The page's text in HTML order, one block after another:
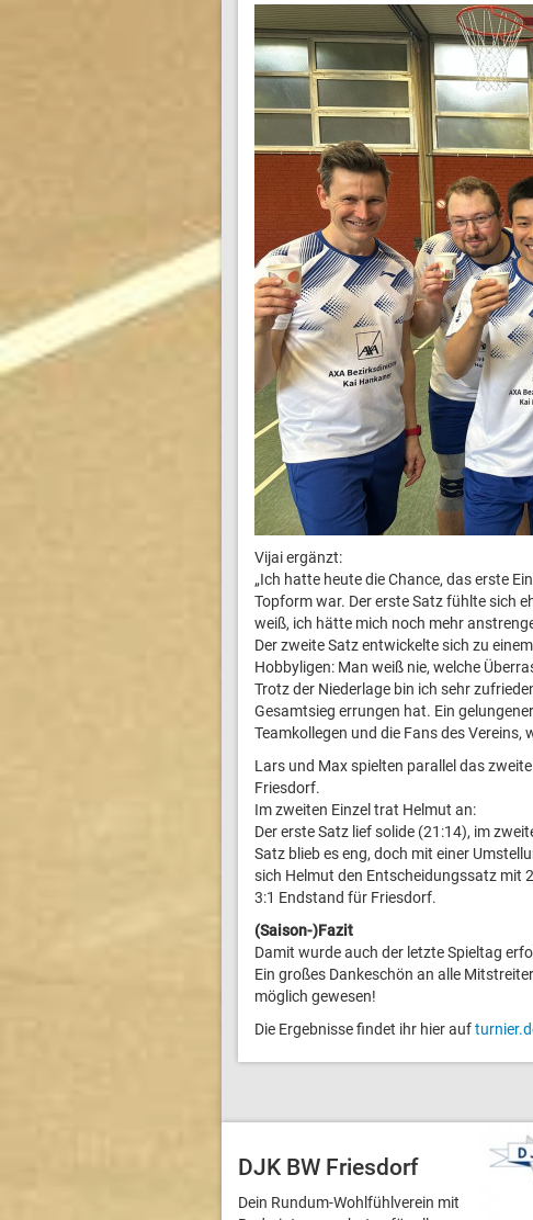
Vijai ergänzt:
„Ich hatte heute die Chance, das erste
Topform war. Der erste Satz fühlte sich
weiß, ich hätte mich noch mehr
Der zweite Satz entwickelte sich zu
Hobbyligen: Man weiß nie, welche
Trotz der Niederlage bin ich sehr
Gesamtsieg errungen hat. Ein
Teamkollegen und die Fans des Vereins,
Lars und Max spielten parallel das
Friesdorf.
Im zweiten Einzel trat Helmut an:
Der erste Satz lief solide (21:14), im
Satz blieb es eng, doch mit einer
sich Helmut den Entscheidungssatz mit
3:1 Endstand für Friesdorf.
(Saison-)Fazit
Damit wurde auch der letzte Spieltag
Ein großes Dankeschön an alle
möglich gewesen!
Die Ergebnisse findet ihr hier auf
DJK BW Friesdorf
Dein Rundum-Wohlfühlverein mit